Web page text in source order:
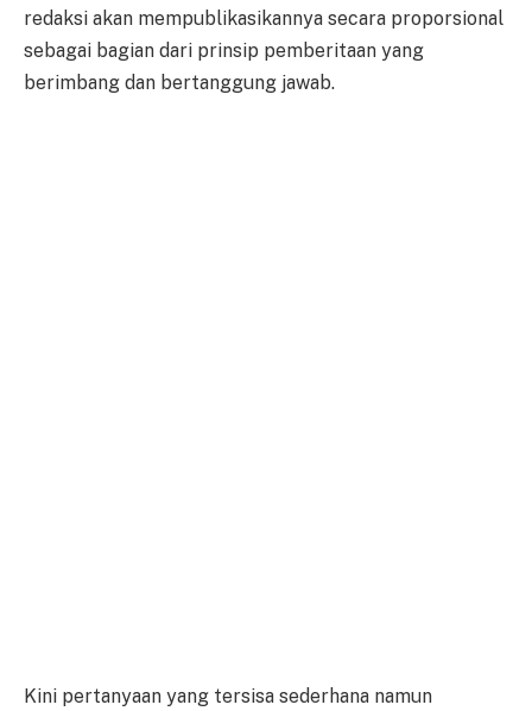
redaksi akan mempublikasikannya secara proporsional
sebagai bagian dari prinsip pemberitaan yang
berimbang dan bertanggung jawab.
Kini pertanyaan yang tersisa sederhana namun